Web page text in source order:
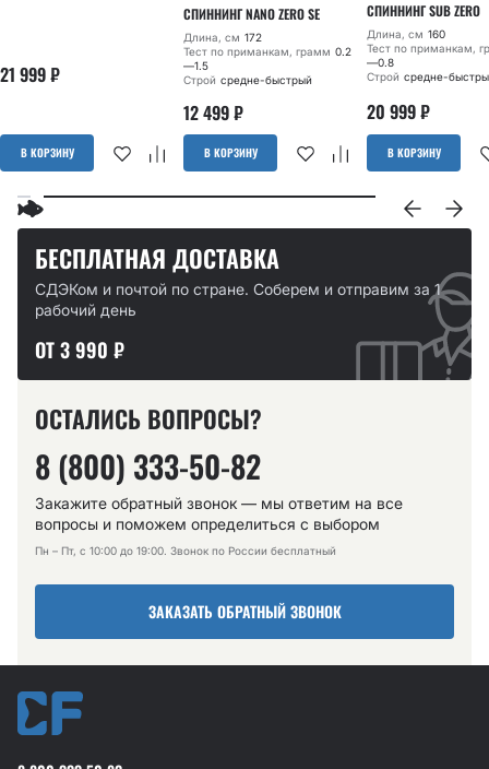
21 999₽
В КОРЗИНУ
СПИННИНГ NANO ZERO SE
Длина, см 172
Тест по приманкам, грамм 0.2
—1.5
Строй средне-быстрый
12 499₽
В КОРЗИНУ
СПИННИНГ SUB ZERO
Длина, см 160
Тест по приманкам,
—0.8
Строй средне-
20 999₽
В КОРЗИНУ
БЕСПЛАТНАЯ ДОСТАВКА
СДЭКом и почтой по стране. Соберем и отправим за 1
рабочий день
ОТ 3 990 ₽
ОСТАЛИСЬ ВОПРОСЫ?
8 (800) 333-50-82
Закажите обратный звонок — мы ответим на все
вопросы и поможем определиться с выбором
Пн – Пт, с 10:00 до 19:00. Звонок по России бесплатный
ЗАКАЗАТЬ ОБРАТНЫЙ ЗВОНОК